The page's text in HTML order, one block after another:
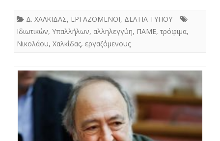
Δ. ΧΑΛΚΙΔΑΣ, ΕΡΓΑΖΟΜΕΝΟΙ, ΔΕΛΤΙΑ ΤΥΠΟΥ
Ιδιωτικών, Υπαλλήλων, αλληλεγγύη, ΠΑΜΕ, τρόφιμα,
Νικολάου, Χαλκίδας, εργαζόμενους